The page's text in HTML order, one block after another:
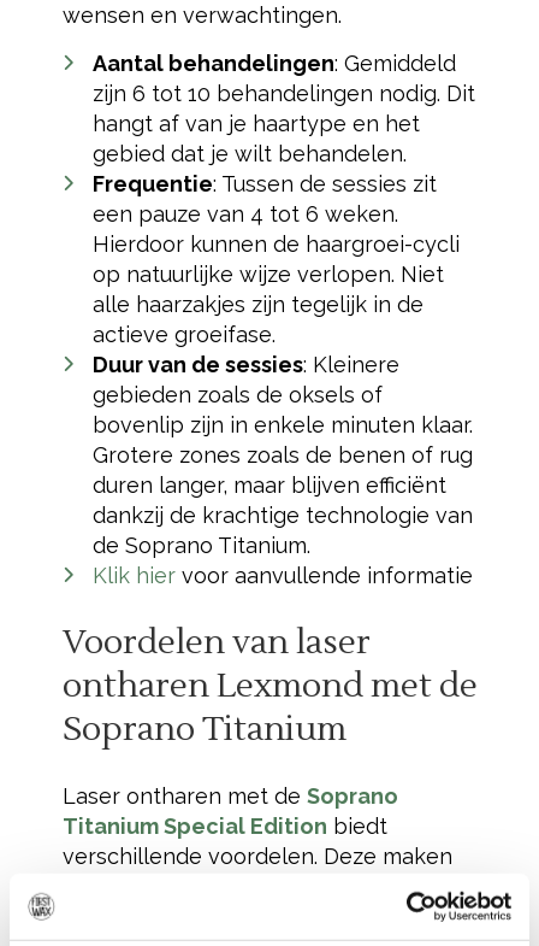
wensen en verwachtingen.
Aantal behandelingen: Gemiddeld
zijn 6 tot 10 behandelingen nodig. Dit
hangt af van je haartype en het
gebied dat je wilt behandelen.
Frequentie: Tussen de sessies zit
een pauze van 4 tot 6 weken.
Hierdoor kunnen de haargroei-cycli
op natuurlijke wijze verlopen. Niet
alle haarzakjes zijn tegelijk in de
actieve groeifase.
Duur van de sessies: Kleinere
gebieden zoals de oksels of
bovenlip zijn in enkele minuten klaar.
Grotere zones zoals de benen of rug
duren langer, maar blijven efficiënt
dankzij de krachtige technologie van
de Soprano Titanium.
Klik hiervoor aanvullende informatie
Voordelen van laser
ontharen Lexmond met de
Soprano Titanium
Laser ontharen met de Soprano
Titanium Special Edition biedt
verschillende voordelen. Deze maken